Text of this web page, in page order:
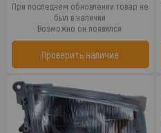
При последнем обновлении товар не
был в наличии.
Возможно он появился.
Проверить наличие